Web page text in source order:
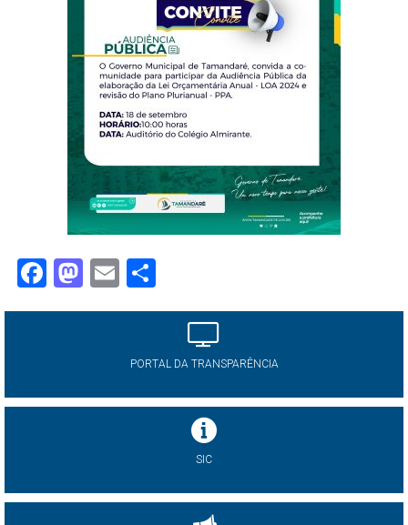
Facebook
Mastodon
Email
PORTAL DA TRANSPARÊNCIA
SIC